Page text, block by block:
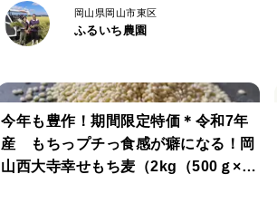
岡山県岡山市東区
ふるいち農園
今年も豊作！期間限定特価＊令和7年
産 もちっプチっ食感が癖になる！岡
山西大寺幸せもち麦（2kg（500ｇ×